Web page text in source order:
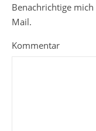
Benachrichtige
Mail.
Kommentar